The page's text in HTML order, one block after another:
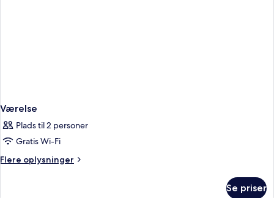
Værelse
Plads til 2 personer
Gratis Wi-Fi
Flere oplysninger
Flere
Se priser